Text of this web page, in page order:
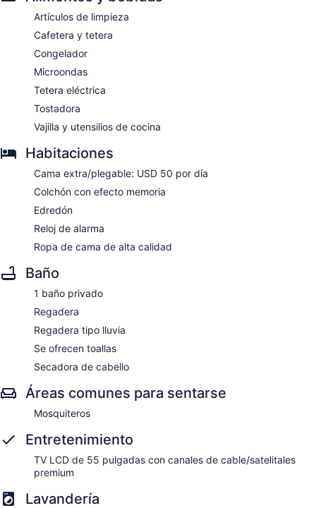
Artículos de limpieza
Cafetera y tetera
Congelador
Microondas
Tetera eléctrica
Tostadora
Vajilla y utensilios de cocina
Habitaciones
Cama extra/plegable: USD 50 por día
Colchón con efecto memoria
Edredón
Reloj de alarma
Ropa de cama de alta calidad
Baño
1 baño privado
Regadera
Regadera tipo lluvia
Se ofrecen toallas
Secadora de cabello
Áreas comunes para sentarse
Mosquiteros
Entretenimiento
TV LCD de 55 pulgadas con canales de cable/satelitales
premium
Lavandería